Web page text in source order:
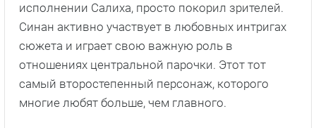
исполнении Салиха, просто покорил зрителей.
Синан активно участвует в любовных интригах
сюжета и играет свою важную роль в
отношениях центральной парочки. Этот тот
самый второстепенный персонаж, которого
многие любят больше, чем главного.